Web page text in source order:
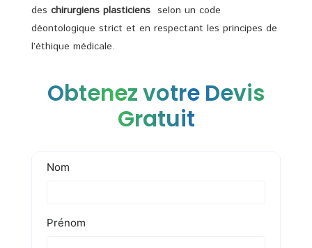
des chirurgiens plasticiens selon un code
déontologique strict et en respectant les principes de
l’éthique médicale.
Obtenez votre Devis
Gratuit